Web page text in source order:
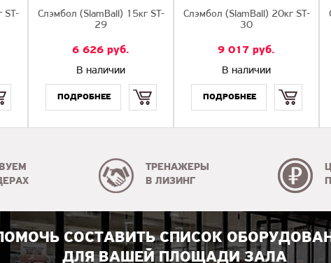
ST-
Слэмбол (SlamBall) 15кг ST-
29
6 626 руб.
В наличии
Слэмбол (SlamBall) 20кг ST-
30
9 017 руб.
В наличии
ТРЕНАЖЕРЫ
В ЛИЗИНГ
СОСТАВИТЬ СПИСОК
ДЛЯ ВАШЕЙ ПЛОЩАДИ ЗАЛА